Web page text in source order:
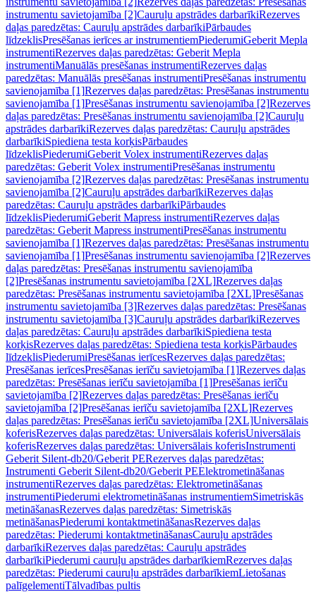
instrumentu savietojamība [2]Cauruļu apstrādes darbarīkiRezerves
daļas paredzētas: Cauruļu apstrādes darbarīkiPārbaudes
līdzeklisPresēšanas ierīces ar instrumentiemPiederumiGeberit Mepla
instrumentiRezerves daļas paredzētas: Geberit Mepla
instrumentiManuālās presēšanas instrumentiRezerves daļas
paredzētas: Manuālās presēšanas instrumentiPresēšanas instrumentu
savienojamība [1]Rezerves daļas paredzētas: Presēšanas instrumentu
savienojamība [1]Presēšanas instrumentu savienojamība [2]Rezerves
daļas paredzētas: Presēšanas instrumentu savienojamība [2]Cauruļu
apstrādes darbarīkiRezerves daļas paredzētas: Cauruļu apstrādes
darbarīkiSpiediena testa korķisPārbaudes
līdzeklisPiederumiGeberit Volex instrumentiRezerves daļas
paredzētas: Geberit Volex instrumentiPresēšanas instrumentu
savienojamība [2]Rezerves daļas paredzētas: Presēšanas instrumentu
savienojamība [2]Cauruļu apstrādes darbarīkiRezerves daļas
paredzētas: Cauruļu apstrādes darbarīkiPārbaudes
līdzeklisPiederumiGeberit Mapress instrumentiRezerves daļas
paredzētas: Geberit Mapress instrumentiPresēšanas instrumentu
savienojamība [1]Rezerves daļas paredzētas: Presēšanas instrumentu
savienojamība [1]Presēšanas instrumentu savienojamība [2]Rezerves
daļas paredzētas: Presēšanas instrumentu savienojamība
[2]Presēšanas instrumentu savietojamība [2XL]Rezerves daļas
paredzētas: Presēšanas instrumentu savietojamība [2XL]Presēšanas
instrumentu savietojamība [3]Rezerves daļas paredzētas: Presēšanas
instrumentu savietojamība [3]Cauruļu apstrādes darbarīkiRezerves
daļas paredzētas: Cauruļu apstrādes darbarīkiSpiediena testa
korķisRezerves daļas paredzētas: Spiediena testa korķisPārbaudes
līdzeklisPiederumiPresēšanas ierīcesRezerves daļas paredzētas:
Presēšanas ierīcesPresēšanas ierīču savietojamība [1]Rezerves daļas
paredzētas: Presēšanas ierīču savietojamība [1]Presēšanas ierīču
savietojamība [2]Rezerves daļas paredzētas: Presēšanas ierīču
savietojamība [2]Presēšanas ierīču savietojamība [2XL]Rezerves
daļas paredzētas: Presēšanas ierīču savietojamība [2XL]Universālais
koferisRezerves daļas paredzētas: Universālais koferisUniversālais
koferisRezerves daļas paredzētas: Universālais koferisInstrumenti
Geberit Silent-db20/Geberit PERezerves daļas paredzētas:
Instrumenti Geberit Silent-db20/Geberit PEElektrometināšanas
instrumentiRezerves daļas paredzētas: Elektrometināšanas
instrumentiPiederumi elektrometināšanas instrumentiemSimetriskās
metināšanasRezerves daļas paredzētas: Simetriskās
metināšanasPiederumi kontaktmetināšanasRezerves daļas
paredzētas: Piederumi kontaktmetināšanasCauruļu apstrādes
darbarīkiRezerves daļas paredzētas: Cauruļu apstrādes
darbarīkiPiederumi cauruļu apstrādes darbarīkiemRezerves daļas
paredzētas: Piederumi cauruļu apstrādes darbarīkiemLietošanas
palīgelementiTālvadības pultis